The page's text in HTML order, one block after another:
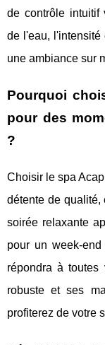
de contrôle intuitif
de l'eau,
une ambiance sur
Pourquoi
pour des
?
Choisir le spa
détente de qualité,
soirée relaxante
pour un week-
répondra à toutes
robuste et ses
profiterez de votre